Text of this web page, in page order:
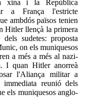
xina i la República
a França l'estricte
ambdós països tenien
Hitler llençà la primera
sudetes: proposta
on els muniquesos
a més a més al nazi-
I quan Hitler anorreà
l'Aliança militar a
reunió dels
els muniquesos anglo-